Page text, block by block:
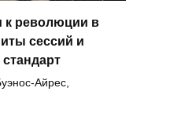
к революции в
сессий и
Айрес,